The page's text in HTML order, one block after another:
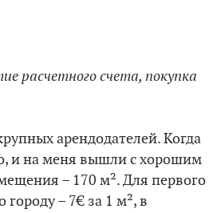
расчетного счета, покупка
арендодателей. Когда
и на меня вышли с хорошим
– 170 м². Для первого
– 7€ за 1 м², в